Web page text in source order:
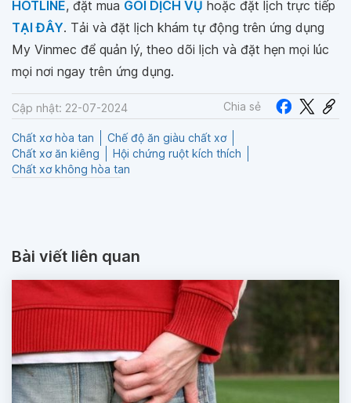
HOTLINE, đặt mua GÓI DỊCH VỤ hoặc đặt lịch trực tiếp
TẠI ĐÂY. Tải và đặt lịch khám tự động trên ứng dụng
My Vinmec để quản lý, theo dõi lịch và đặt hẹn mọi lúc
mọi nơi ngay trên ứng dụng.
Cập nhật: 22-07-2024 Chia sẻ
Chất xơ hòa tan
Chế độ ăn giàu chất xơ
Chất xơ ăn kiêng
Hội chứng ruột kích thích
Chất xơ không hòa tan
Bài viết liên quan